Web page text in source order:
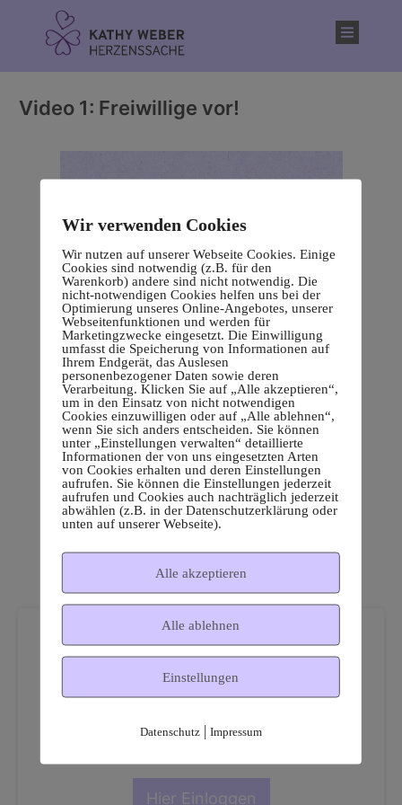
Video 1: Freiwillige vor!
Dies ist ein geschützter
Mitgliederbereich!
Hier Einloggen
Wir verwenden Cookies
Wir nutzen auf unserer Webseite Cookies. Einige
Cookies sind notwendig (z.B. für den
Warenkorb) andere sind nicht notwendig. Die
nicht-notwendigen Cookies helfen uns bei der
Optimierung unseres Online-Angebotes, unserer
Webseitenfunktionen und werden für
Marketingzwecke eingesetzt. Die Einwilligung
umfasst die Speicherung von Informationen auf
Ihrem Endgerät, das Auslesen
personenbezogener Daten sowie deren
Verarbeitung. Klicken Sie auf „Alle akzeptieren“,
um in den Einsatz von nicht notwendigen
Cookies einzuwilligen oder auf „Alle ablehnen“,
wenn Sie sich anders entscheiden. Sie können
unter „Einstellungen verwalten“ detaillierte
Informationen der von uns eingesetzten Arten
von Cookies erhalten und deren Einstellungen
aufrufen. Sie können die Einstellungen jederzeit
aufrufen und Cookies auch nachträglich jederzeit
abwählen (z.B. in der Datenschutzerklärung oder
unten auf unserer Webseite).
Alle akzeptieren
Alle ablehnen
Einstellungen
Datenschutz| Impressum